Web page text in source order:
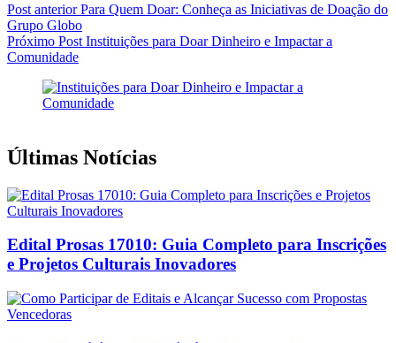
Post anteriorPara Quem Doar: Conheça as Iniciativas de Doação do
Grupo Globo
Próximo Post Instituições para Doar Dinheiro e Impactar a
Comunidade
Últimas Notícias
Edital Prosas 17010: Guia Completo para Inscrições
e Projetos Culturais Inovadores